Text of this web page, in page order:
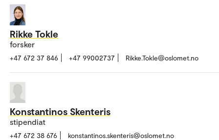
Rikke Tokle
forsker
+47 672 37 846 +47 99002737 Rikke.Tokle@oslomet.no
Konstantinos Skenteris
stipendiat
+47 672 38 676 konstantinos.skenteris@oslomet.no